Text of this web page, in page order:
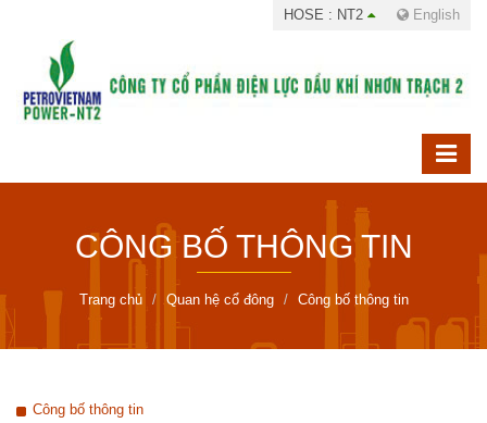
HOSE : NT2 English
CÔNG BỐ THÔNG TIN
Trang chủ Quan hệ cổ đông Công bố thông tin
Công bố thông tin